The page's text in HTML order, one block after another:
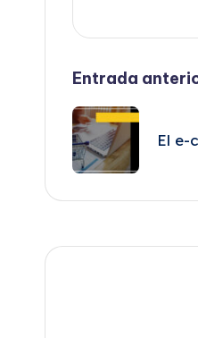
de
entradas
Entrada
El e-